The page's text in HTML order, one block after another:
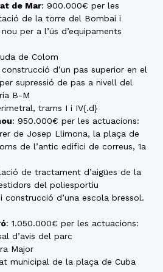
de Mar: 900.000€ per les
de la torre del Bombai i
per a l’ús d’equipaments
de Colom
d’un pas superior en el
supressió de pas a nivell del
B-M
trams I i IV{.d}
: 950.000€ per les actuacions:
de Josep Llimona, la plaça de
de l’antic edifici de correus, 1a
de tractament d’aigües de la
del poliesportiu
construcció d’una escola bressol.
: 1.050.000€ per les actuacions:
d’avis del parc
Major
municipal de la plaça de Cuba